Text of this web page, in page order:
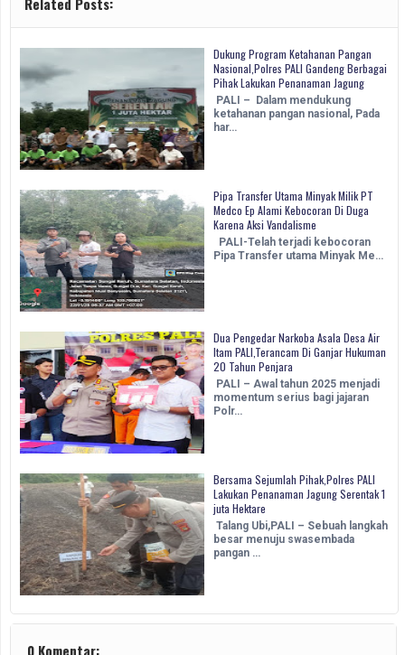
Dukung Program Ketahanan Pangan
Nasional,Polres PALI Gandeng Berbagai
Pihak Lakukan Penanaman Jagung
PALI – Dalam mendukung
ketahanan pangan nasional, Pada
har…
Pipa Transfer Utama Minyak Milik PT
Medco Ep Alami Kebocoran Di Duga
Karena Aksi Vandalisme
PALI-Telah terjadi kebocoran
Pipa Transfer utama Minyak Me…
Dua Pengedar Narkoba Asala Desa Air
Itam PALI,Terancam Di Ganjar Hukuman
20 Tahun Penjara
PALI – Awal tahun 2025 menjadi
momentum serius bagi jajaran
Polr…
Bersama Sejumlah Pihak,Polres PALI
Lakukan Penanaman Jagung Serentak 1
juta Hektare
Talang Ubi,PALI – Sebuah langkah
besar menuju swasembada
pangan …
0 Komentar: